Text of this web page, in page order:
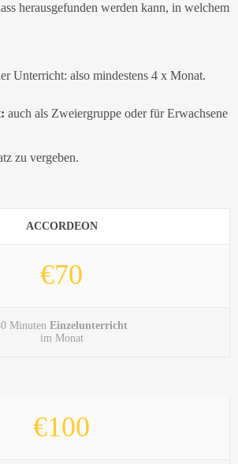
herausgefunden werden kann, in welchem
Unterricht: also mindestens 4 x Monat.
auch als Zweiergruppe oder für Erwachsene
zu vergeben.
ACCORDEON
€70
Minuten Einzelunterricht
im Monat
€100